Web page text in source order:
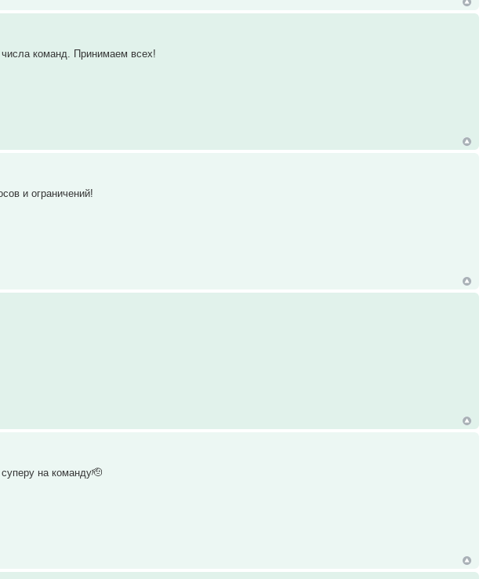
команд. Принимаем всех!
и ограничений!
на команду🫡